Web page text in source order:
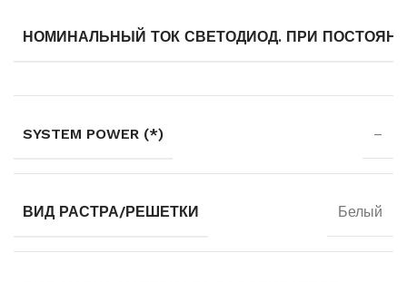
НОМИНАЛЬНЫЙ ТОК СВЕТОДИОД. ПРИ
SYSTEM POWER (*) –
ВИД РАСТРА/РЕШЕТКИ Белый